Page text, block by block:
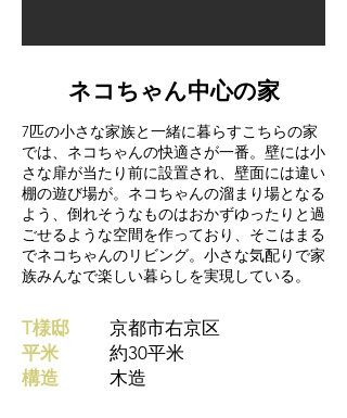
ネコちゃん中心の家
7匹の小さな家族と一緒に暮らすこちらの家
では、ネコちゃんの快適さが一番。壁には小
さな扉が当たり前に設置され、壁面には違い
棚の遊び場が。ネコちゃんの溜まり場となる
よう、倒れそうなものはおかずゆったりと過
ごせるような空間を作っており、そこはまる
でネコちゃんのリビング。小さな気配りで家
族みんなで楽しい暮らしを実現している。
T様邸
平米
構造
京都市右京区
約30平米
木造